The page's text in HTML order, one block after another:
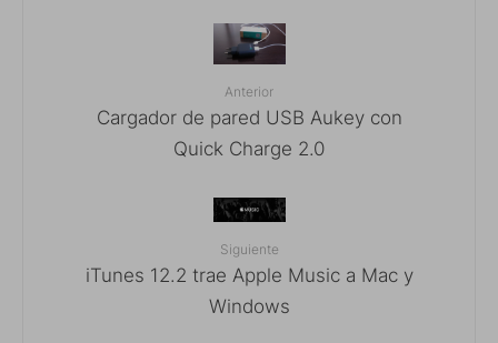
Anterior
Cargador de pared USB Aukey con
Quick Charge 2.0
Siguiente
iTunes 12.2 trae Apple Music a Mac y
Windows